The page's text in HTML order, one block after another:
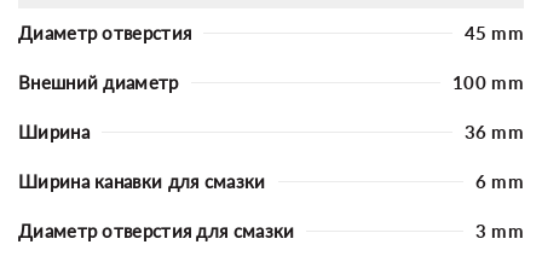
Диаметр отверстия 45 mm
Внешний диаметр 100 mm
Ширина 36 mm
Ширина канавки для смазки 6 mm
Диаметр отверстия для смазки 3 mm